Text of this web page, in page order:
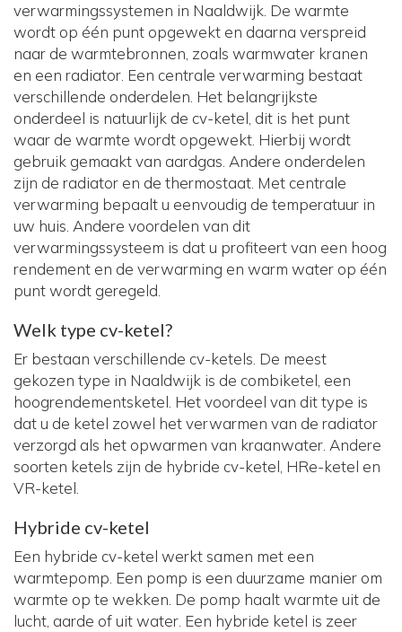
verwarmingssystemen in Naaldwijk. De warmte
wordt op één punt opgewekt en daarna verspreid
naar de warmtebronnen, zoals warmwater kranen
en een radiator. Een centrale verwarming bestaat
verschillende onderdelen. Het belangrijkste
onderdeel is natuurlijk de cv-ketel, dit is het punt
waar de warmte wordt opgewekt. Hierbij wordt
gebruik gemaakt van aardgas. Andere onderdelen
zijn de radiator en de thermostaat. Met centrale
verwarming bepaalt u eenvoudig de temperatuur in
uw huis. Andere voordelen van dit
verwarmingssysteem is dat u profiteert van een hoog
rendement en de verwarming en warm water op één
punt wordt geregeld.
Welk type cv-ketel?
Er bestaan verschillende cv-ketels. De meest
gekozen type in Naaldwijk is de combiketel, een
hoogrendementsketel. Het voordeel van dit type is
dat u de ketel zowel het verwarmen van de radiator
verzorgd als het opwarmen van kraanwater. Andere
soorten ketels zijn de hybride cv-ketel, HRe-ketel en
VR-ketel.
Hybride cv-ketel
Een hybride cv-ketel werkt samen met een
warmtepomp. Een pomp is een duurzame manier om
warmte op te wekken. De pomp haalt warmte uit de
lucht, aarde of uit water. Een hybride ketel is zeer